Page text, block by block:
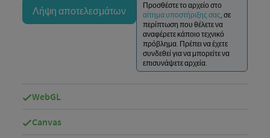
Λήψη αποτελεσμάτων
Προσθέστε το αρχείο στο
αίτημα υποστήριξης σας, σε
περίπτωση που θέλετε να
αναφέρετε κάποιο τεχνικό
πρόβλημα. Πρέπει να έχετε
συνδεθεί για να μπορείτε να
επισυνάψετε αρχεία.
WebGL
Canvas